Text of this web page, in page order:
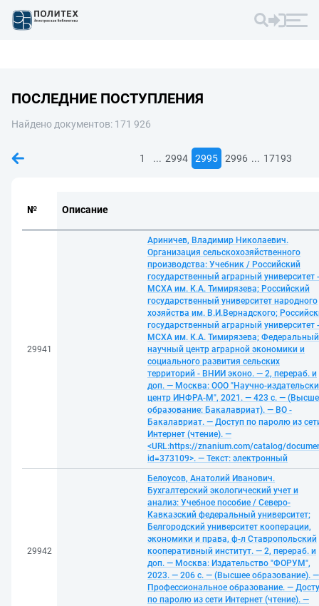
ПОСЛЕДНИЕ ПОСТУПЛЕНИЯ
Найдено документов: 171 926
1 ... 2994 2995 2996 ... 17193
№ Описание
29941
Ариничев, Владимир Николаевич.
Организация сельскохозяйственного
производства: Учебник / Российский
государственный аграрный университет -
МСХА им. К.А. Тимирязева; Российский
государственный университет народного
хозяйства им. В.И.Вернадского;
государственный аграрный университет -
МСХА им. К.А. Тимирязева; Федеральный
научный центр аграрной экономики и
социального развития сельских
территорий - ВНИИ эконо. — 2, перераб. и
доп. — Москва: ООО "Научно-
центр ИНФРА-М", 2021. — 423 с. —
образование: Бакалавриат). — ВО -
Бакалавриат. — Доступ по паролю из
Интернет (чтение). —
<URL:https://znanium.com/catalog/
id=373109>. — Текст: электронный
29942
Белоусов, Анатолий Иванович.
Бухгалтерский экологический учет и
анализ: Учебное пособие / Северо-
Кавказский федеральный университет;
Белгородский университет кооперации,
экономики и права, ф-л Ставропольский
кооперативный институт. — 2, перераб. и
доп. — Москва: Издательство "ФОРУМ",
2023. — 206 с. — (Высшее образование). —
Профессиональное образование. —
по паролю из сети Интернет (чтение). —